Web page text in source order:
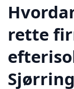
rette